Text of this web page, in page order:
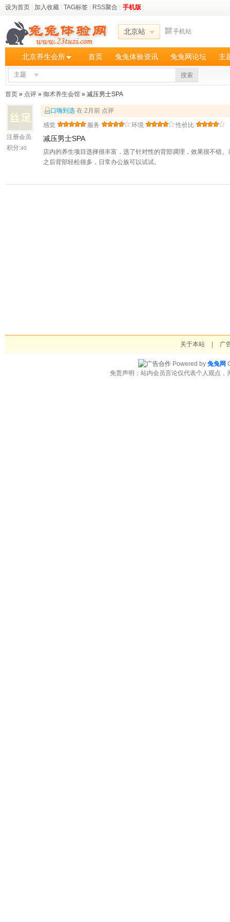
设为首页 加入收藏 TAG标签 RSS聚合 手机版
北京站 手机站
北京养生会所 首页 兔兔体验资讯 兔兔网论坛 主
主题 搜索
首页 » 点评 » 御术养生会馆 » 减压男士SPA
注册会员
积分:40
口嗨到选 在 2月前 点评
感觉
服务 环境 性价比
减压男士SPA
店内的养生项目选择很丰富，选了针对性的背部调理，效果很不错
之后背部轻松很多，日常办公族可以试试。
关于本站 广
Powered by 兔兔网
免责声明：站内会员言论仅代表个人观点